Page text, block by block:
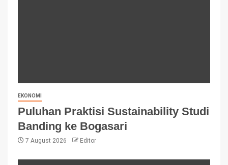
EKONOMI
Puluhan Praktisi Sustainability Studi
Banding ke Bogasari
7 August 2026 Editor